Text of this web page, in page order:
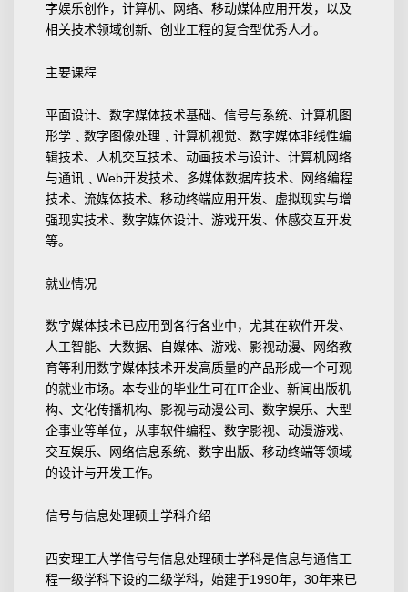
字娱乐创作，计算机、网络、移动媒体应用开发，以及
相关技术领域创新、创业工程的复合型优秀人才。
主要课程
平面设计、数字媒体技术基础、信号与系统、计算机图
形学﹑数字图像处理﹑计算机视觉、数字媒体非线性编
辑技术、人机交互技术、动画技术与设计、计算机网络
与通讯﹑Web开发技术、多媒体数据库技术、网络编程
技术、流媒体技术、移动终端应用开发、虚拟现实与增
强现实技术、数字媒体设计、游戏开发、体感交互开发
等。
就业情况
数字媒体技术已应用到各行各业中，尤其在软件开发、
人工智能、大数据、自媒体、游戏、影视动漫、网络教
育等利用数字媒体技术开发高质量的产品形成一个可观
的就业市场。本专业的毕业生可在IT企业、新闻出版机
构、文化传播机构、影视与动漫公司、数字娱乐、大型
企事业等单位，从事软件编程、数字影视、动漫游戏、
交互娱乐、网络信息系统、数字出版、移动终端等领域
的设计与开发工作。
信号与信息处理硕士学科介绍
西安理工大学信号与信息处理硕士学科是信息与通信工
程一级学科下设的二级学科，始建于1990年，30年来已